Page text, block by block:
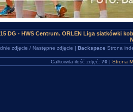
DG - HWS Centrum. ORLEN Liga siatkówki
zdjęcie / Następne zdjęcie | Backspace Strona
Całkowita ilość zdjęć: 70 | Strona